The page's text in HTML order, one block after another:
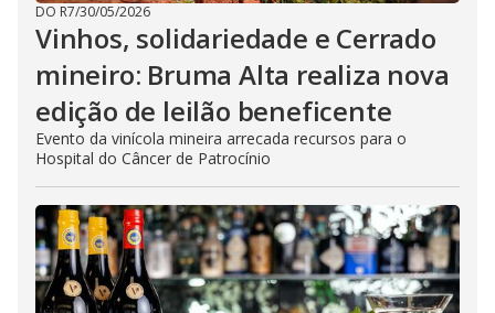
DO R7/30/05/2026
Vinhos, solidariedade e Cerrado
mineiro: Bruma Alta realiza nova
edição de leilão beneficente
Evento da vinícola mineira arrecada recursos para o
Hospital do Câncer de Patrocínio